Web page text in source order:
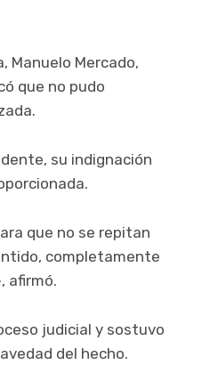
Manuelo Mercado,
que no pudo
su indignación
que no se repitan
completamente
afirmó.
judicial y sostuvo
del hecho.